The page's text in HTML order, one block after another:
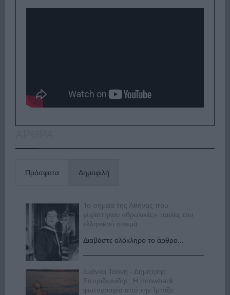
Πρόσφατα Δημοφιλή
Τα σημεία της Αθήνας που
γυρίστηκαν «θρυλικές» ταινίες του
ελληνικού σινεμά
Διαβάστε ολόκληρο το άρθρο...
Ιωάννα Τούνη - Δημήτρης
Σπυριδωνίδης: Η throwback
φωτογραφία από την Ίμπιζα